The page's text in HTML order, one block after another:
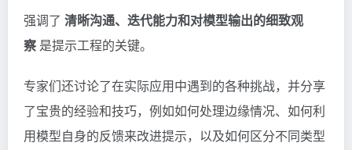
强调了 清晰沟通、迭代能力和对模型输出的细致观
察 是提示工程的关键。
专家们还讨论了在实际应用中遇到的各种挑战，并分享
了宝贵的经验和技巧，例如如何处理边缘情况、如何利
用模型自身的反馈来改进提示，以及如何区分不同类型